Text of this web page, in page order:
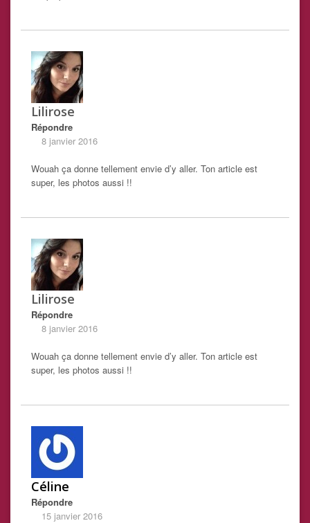
Lilirose
Répondre
8 janvier 2016
Wouah ça donne tellement envie d’y aller. Ton article est
super, les photos aussi !!
Lilirose
Répondre
8 janvier 2016
Wouah ça donne tellement envie d’y aller. Ton article est
super, les photos aussi !!
Céline
Répondre
15 janvier 2016